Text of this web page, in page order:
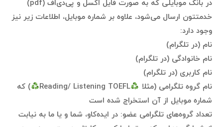
در بانک موبایلی که به صورت فایل اکسل و پی‌دی‌اف (pdf)
خدمتتون ارسال می‌شود، علاوه بر شماره موبایل، اطلاعات زیر نیز
وجود دارد:
نام (در تلگرام)
نام خانوادگی (در تلگرام)
نام کاربری (در تلگرام)
نام گروه تلگرامی (مثلا
Reading/ Listening TOEFL
) که
شماره موبایل از آن استخراج شده است
تعداد گروه‌های تلگرامی عضو: در ایده‌کاو، شما و یا ما به نیابت